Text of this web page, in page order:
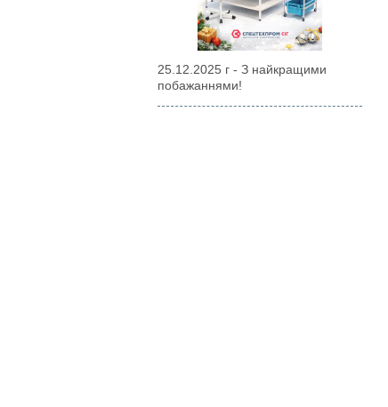
25.12.2025 г - З найкращими
побажаннями!